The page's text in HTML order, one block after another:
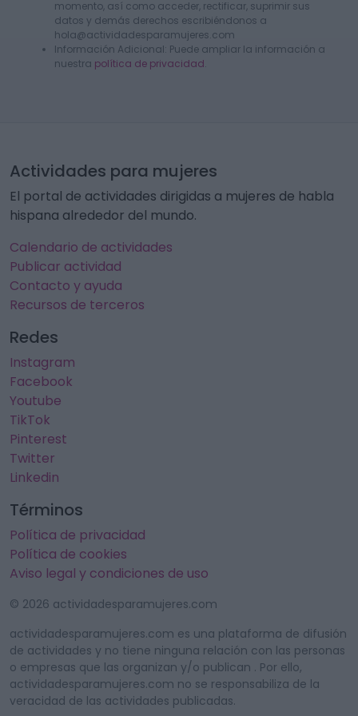
momento, así como acceder, rectificar, suprimir sus
datos y demás derechos escribiéndonos a
hola@actividadesparamujeres.com
Información Adicional: Puede ampliar la información a
nuestra política de privacidad.
Actividades para mujeres
El portal de actividades dirigidas a mujeres de habla
hispana alrededor del mundo.
Calendario de actividades
Publicar actividad
Contacto y ayuda
Recursos de terceros
Redes
Instagram
Facebook
Youtube
TikTok
Pinterest
Twitter
Linkedin
Términos
Política de privacidad
Política de cookies
Aviso legal y condiciones de uso
© 2026 actividadesparamujeres.com
actividadesparamujeres.com es una plataforma de difusión
de actividades y no tiene ninguna relación con las personas
o empresas que las organizan y/o publican . Por ello,
actividadesparamujeres.com no se responsabiliza de la
veracidad de las actividades publicadas.